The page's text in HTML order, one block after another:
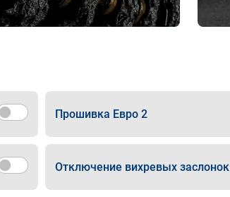
Прошивка Евро 2
Отключение вихревых заслонок